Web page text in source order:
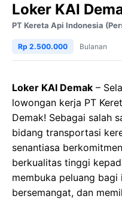
Loker KAI
PT Kereta Api Indonesia
Rp 2.500.000 Bulanan
Loker KAI Demak –
lowongan kerja PT
Demak! Sebagai salah
bidang transportasi
senantiasa
berkualitas tinggi
membuka peluang
bersemangat, dan